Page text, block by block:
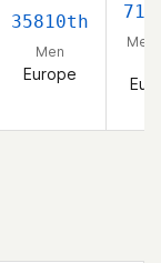
35810th
Men
Europe
Men